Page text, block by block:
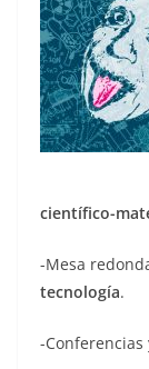
científico-
-Mesa
tecnología.
-Conferencias